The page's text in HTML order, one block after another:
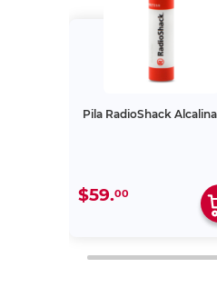
Pila RadioShack
$59.00